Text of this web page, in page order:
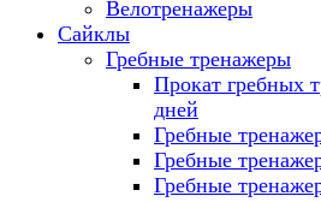
Велотренажеры
Сайклы
Гребные тренажеры
Прокат гребных
дней
Гребные
Гребные
Гребные